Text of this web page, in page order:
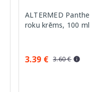
ALTERMED
roku krēms, 100 ml
3.39 € 3.60 €